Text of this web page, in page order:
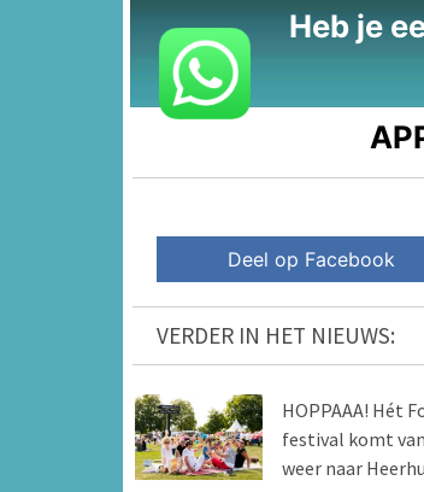
Heb je
Deel op Facebook
VERDER IN HET NIEUWS:
HOPPAAA! Hét
festival komt
weer naar